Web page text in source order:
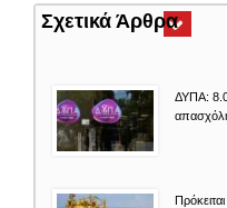
Σχετικά Άρθρα
ΔΥΠΑ: